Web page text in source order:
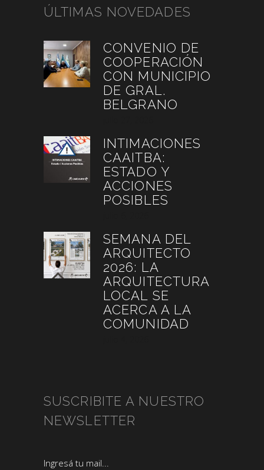
ÚLTIMAS NOVEDADES
CONVENIO DE
COOPERACIÓN
CON MUNICIPIO
DE GRAL.
BELGRANO
INTIMACIONES
CAAITBA:
ESTADO Y
ACCIONES
POSIBLES
SEMANA DEL
ARQUITECTO
2026: LA
ARQUITECTURA
LOCAL SE
ACERCA A LA
COMUNIDAD
SUSCRIBITE A NUESTRO
NEWSLETTER